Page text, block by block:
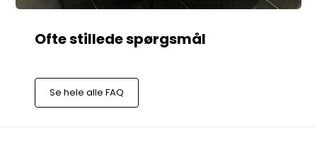
Se hele alle FAQ